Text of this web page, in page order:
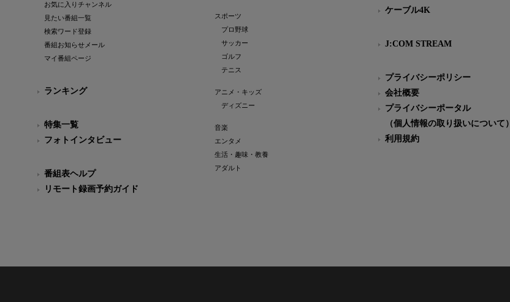
お気に入りチャンネル
見たい番組一覧
検索ワード登録
番組お知らせメール
マイ番組ページ
ランキング
特集一覧
フォトインタビュー
番組表ヘルプ
リモート録画予約ガイド
スポーツ
プロ野球
サッカー
ゴルフ
テニス
アニメ・キッズ
ディズニー
音楽
エンタメ
生活・趣味・教養
アダルト
ケーブル4K
J:COM STREAM
プライバシーポリシー
会社概要
プライバシーポータル
（個人情報の取り扱いについて）
利用規約